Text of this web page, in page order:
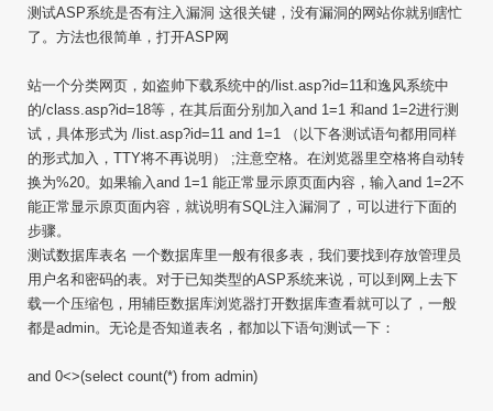
测试ASP系统是否有注入漏洞 这很关键，没有漏洞的网站你就别瞎忙
了。方法也很简单，打开ASP网
站一个分类网页，如盗帅下载系统中的/list.asp?id=11和逸风系统中
的/class.asp?id=18等，在其后面分别加入and 1=1 和and 1=2进行测
试，具体形式为 /list.asp?id=11 and 1=1 （以下各测试语句都用同样
的形式加入，TTY将不再说明） ;注意空格。在浏览器里空格将自动转
换为%20。如果输入and 1=1 能正常显示原页面内容，输入and 1=2不
能正常显示原页面内容，就说明有SQL注入漏洞了，可以进行下面的
步骤。
测试数据库表名 一个数据库里一般有很多表，我们要找到存放管理员
用户名和密码的表。对于已知类型的ASP系统来说，可以到网上去下
载一个压缩包，用辅臣数据库浏览器打开数据库查看就可以了，一般
都是admin。无论是否知道表名，都加以下语句测试一下：
and 0<>(select count(*) from admin)